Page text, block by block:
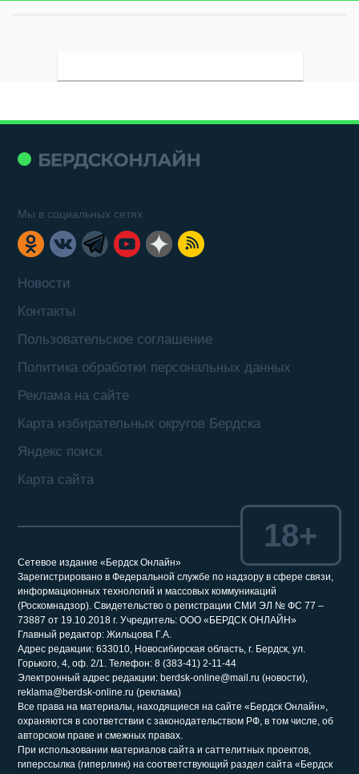
Новости
Контакты
Пользовательское соглашение
Политика обработки персональных данных
Реклама на сайте
Карта избирательных округов Бердска
Яндекс поиск
Карта сайта
Мы в социальных сетях
Сетевое издание «Бердск Онлайн»
Зарегистрировано в Федеральной службе по надзору в сфере связи,
информационных технологий и массовых коммуникаций
(Роскомнадзор). Свидетельство о регистрации СМИ ЭЛ № ФС 77 –
73887 от 19.10.2018 г. Учредитель: ООО «БЕРДСК ОНЛАЙН»
Главный редактор: Жильцова Г.А.
Адрес редакции: 633010, Новосибирская область, г. Бердск, ул.
Горького, 4, оф. 2/1. Телефон: 8 (383-41) 2-11-44
Электронный адрес редакции: berdsk-online@mail.ru (новости),
reklama@berdsk-online.ru (реклама)
Все права на материалы, находящиеся на сайте «Бердск Онлайн»,
охраняются в соответствии с законодательством РФ, в том числе, об
авторском праве и смежных правах.
При использовании материалов сайта и саттелитных проектов,
гиперссылка (гиперлинк) на соответствующий раздел сайта «Бердск
18+